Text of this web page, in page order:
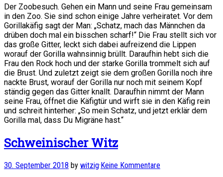
Der Zoobesuch. Gehen ein Mann und seine Frau gemeinsam
in den Zoo. Sie sind schon einige Jahre verheiratet. Vor dem
Gorillakäfig sagt der Man: „Schatz, mach das Männchen da
drüben doch mal ein bisschen scharf!“ Die Frau stellt sich vor
das große Gitter, leckt sich dabei aufreizend die Lippen
worauf der Gorilla wahnsinnig brüllt. Daraufhin hebt sich die
Frau den Rock hoch und der starke Gorilla trommelt sich auf
die Brust. Und zuletzt zeigt sie dem großen Gorilla noch ihre
nackte Brust, worauf der Gorilla nur noch mit seinem Kopf
ständig gegen das Gitter knallt. Daraufhin nimmt der Mann
seine Frau, öffnet die Käfigtür und wirft sie in den Käfig rein
und schreit hinterher: „So mein Schatz, und jetzt erklär dem
Gorilla mal, dass Du Migräne hast.“
Schweinischer Witz
30. September 2018 by witzig·Keine Kommentare